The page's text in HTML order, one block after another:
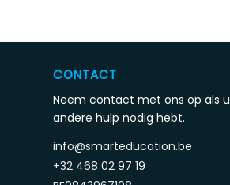
CONTACT
Neem contact met ons op als u
andere hulp nodig hebt.
info@smarteducation.be
+32 468 02 97 19